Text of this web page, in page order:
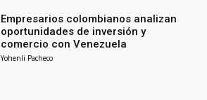
Empresarios colombianos analizan
oportunidades de inversión y
comercio con Venezuela
Yohenli Pacheco